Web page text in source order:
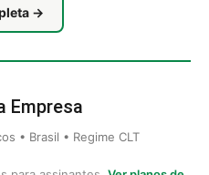
→
Empresa
• Brasil • Regime CLT